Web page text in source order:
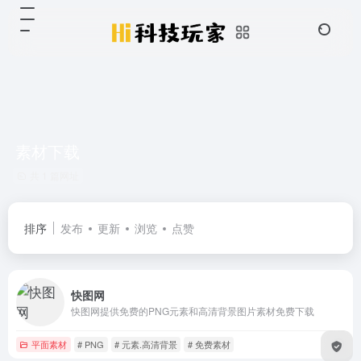
排序 发布 更新 浏览 点赞
快图网
快图网提供免费的PNG元素和高清背景图片素材免费下载
平面素材 # PNG # 元素.高清背景 # 免费素材